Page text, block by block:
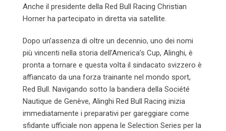
Anche il presidente della Red Bull Racing Christian
Horner ha partecipato in diretta via satellite.
Dopo un’assenza di oltre un decennio, uno dei nomi
più vincenti nella storia dell’America’s Cup, Alinghi, è
pronta a tornare e questa volta il sindacato svizzero è
affiancato da una forza trainante nel mondo sport,
Red Bull. Navigando sotto la bandiera della Société
Nautique de Genève, Alinghi Red Bull Racing inizia
immediatamente i preparativi per gareggiare come
sfidante ufficiale non appena le Selection Series per la